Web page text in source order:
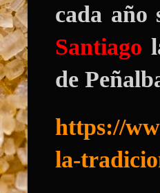
cada año
Santiago
de
https://
la-